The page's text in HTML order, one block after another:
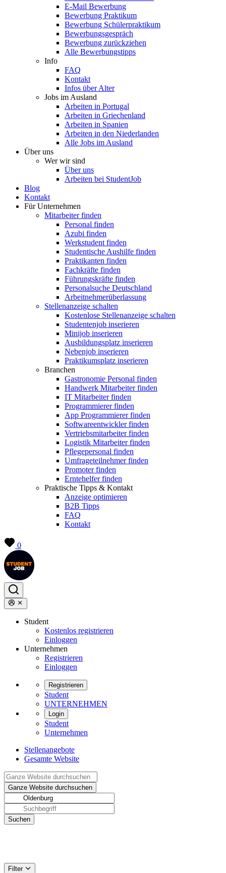
E-Mail Bewerbung
Bewerbung Praktikum
Bewerbung Schülerpraktikum
Bewerbungsgespräch
Bewerbung zurückziehen
Alle Bewerbungstipps
Info
FAQ
Kontakt
Infos über Alter
Jobs im Ausland
Arbeiten in Portugal
Arbeiten in Griechenland
Arbeiten in Spanien
Arbeiten in den Niederlanden
Alle Jobs im Ausland
Über uns
Wer wir sind
Über uns
Arbeiten bei StudentJob
Blog
Kontakt
Für Unternehmen
Mitarbeiter finden
Personal finden
Azubi finden
Werkstudent finden
Studentische Aushilfe finden
Praktikanten finden
Fachkräfte finden
Führungskräfte finden
Personalsuche Deutschland
Arbeitnehmerüberlassung
Stellenanzeige schalten
Kostenlose Stellenanzeige schalten
Studentenjob inserieren
Minijob inserieren
Ausbildungsplatz inserieren
Nebenjob inserieren
Praktikumsplatz inserieren
Branchen
Gastronomie Personal finden
Handwerk Mitarbeiter finden
IT Mitarbeiter finden
Programmierer finden
App Programmierer finden
Softwareentwickler finden
Vertriebsmitarbeiter finden
Logistik Mitarbeiter finden
Pflegepersonal finden
Umfrageteilnehmer finden
Promoter finden
Erntehelfer finden
Praktische Tipps & Kontakt
Anzeige optimieren
B2B Tipps
FAQ
Kontakt
0
Student
Kostenlos registrieren
Einloggen
Unternehmen
Registrieren
Einloggen
Registrieren
Student
UNTERNEHMEN
Login
Student
Unternehmen
Stellenangebote
Gesamte Website
Filter